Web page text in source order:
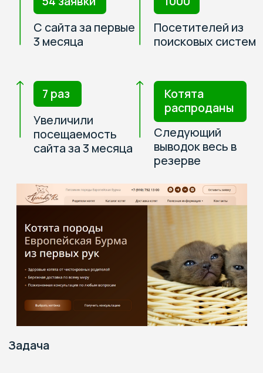
Алексей Штабкин
Аудит в формате видео-
Разберем ошибки на сайте
Руководитель отдела продвижения
Победитель чемпионата по продвижению
сайтов в 2025 и 2024
Специалист по продвижению сайтов №1 в
2024 по версии Топвизор